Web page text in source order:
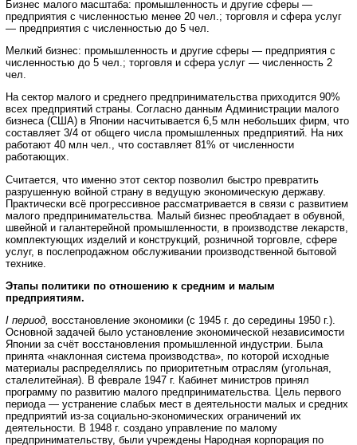
Бизнес малого масштаба: промышленность и другие сферы —
предприятия с численностью менее 20 чел.; торговля и сфера услуг
— предприятия с численностью до 5 чел.
Мелкий бизнес: промышленность и другие сферы — предприятия с
численностью до 5 чел.; торговля и сфера услуг — численность 2
чел.
На сектор малого и среднего предпринимательства приходится 90%
всех предприятий страны. Согласно данным Администрации малого
бизнеса (США) в Японии насчитывается 6,5 млн небольших фирм, что
составляет 3/4 от общего числа промышленных предприятий. На них
работают 40 млн чел., что составляет 81% от численности
работающих.
Считается, что именно этот сектор позволил быстро превратить
разрушенную войной страну в ведущую экономическую державу.
Практически всё прогрессивное рассматривается в связи с развитием
малого предпринимательства. Малый бизнес преобладает в обувной,
швейной и галантерейной промышленности, в производстве лекарств,
комплектующих изделий и конструкций, розничной торговле, сфере
услуг, в послепродажном обслуживании производственной бытовой
технике.
Этапы политики по отношению к средним и малым
предприятиям.
I период, восстановление экономики (с 1945 г. до середины 1950 г.).
Основной задачей было установление экономической независимости
Японии за счёт восстановления промышленной индустрии. Была
принята «наклонная система производства», по которой исходные
материалы распределялись по приоритетным отраслям (угольная,
сталелитейная). В феврале 1947 г. Кабинет министров принял
программу по развитию малого предпринимательства. Цель первого
периода — устранение слабых мест в деятельности малых и средних
предприятий из-за социально-экономических ограничений их
деятельности. В 1948 г. создано управление по малому
предпринимательству, были учреждены Народная корпорация по